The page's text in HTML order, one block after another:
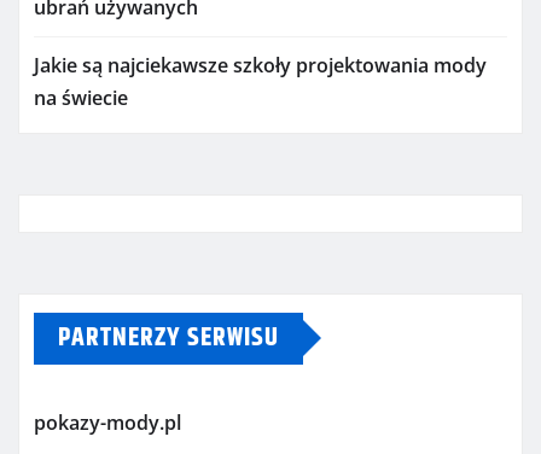
ubrań używanych
Jakie są najciekawsze szkoły projektowania mody
na świecie
PARTNERZY SERWISU
pokazy-mody.pl